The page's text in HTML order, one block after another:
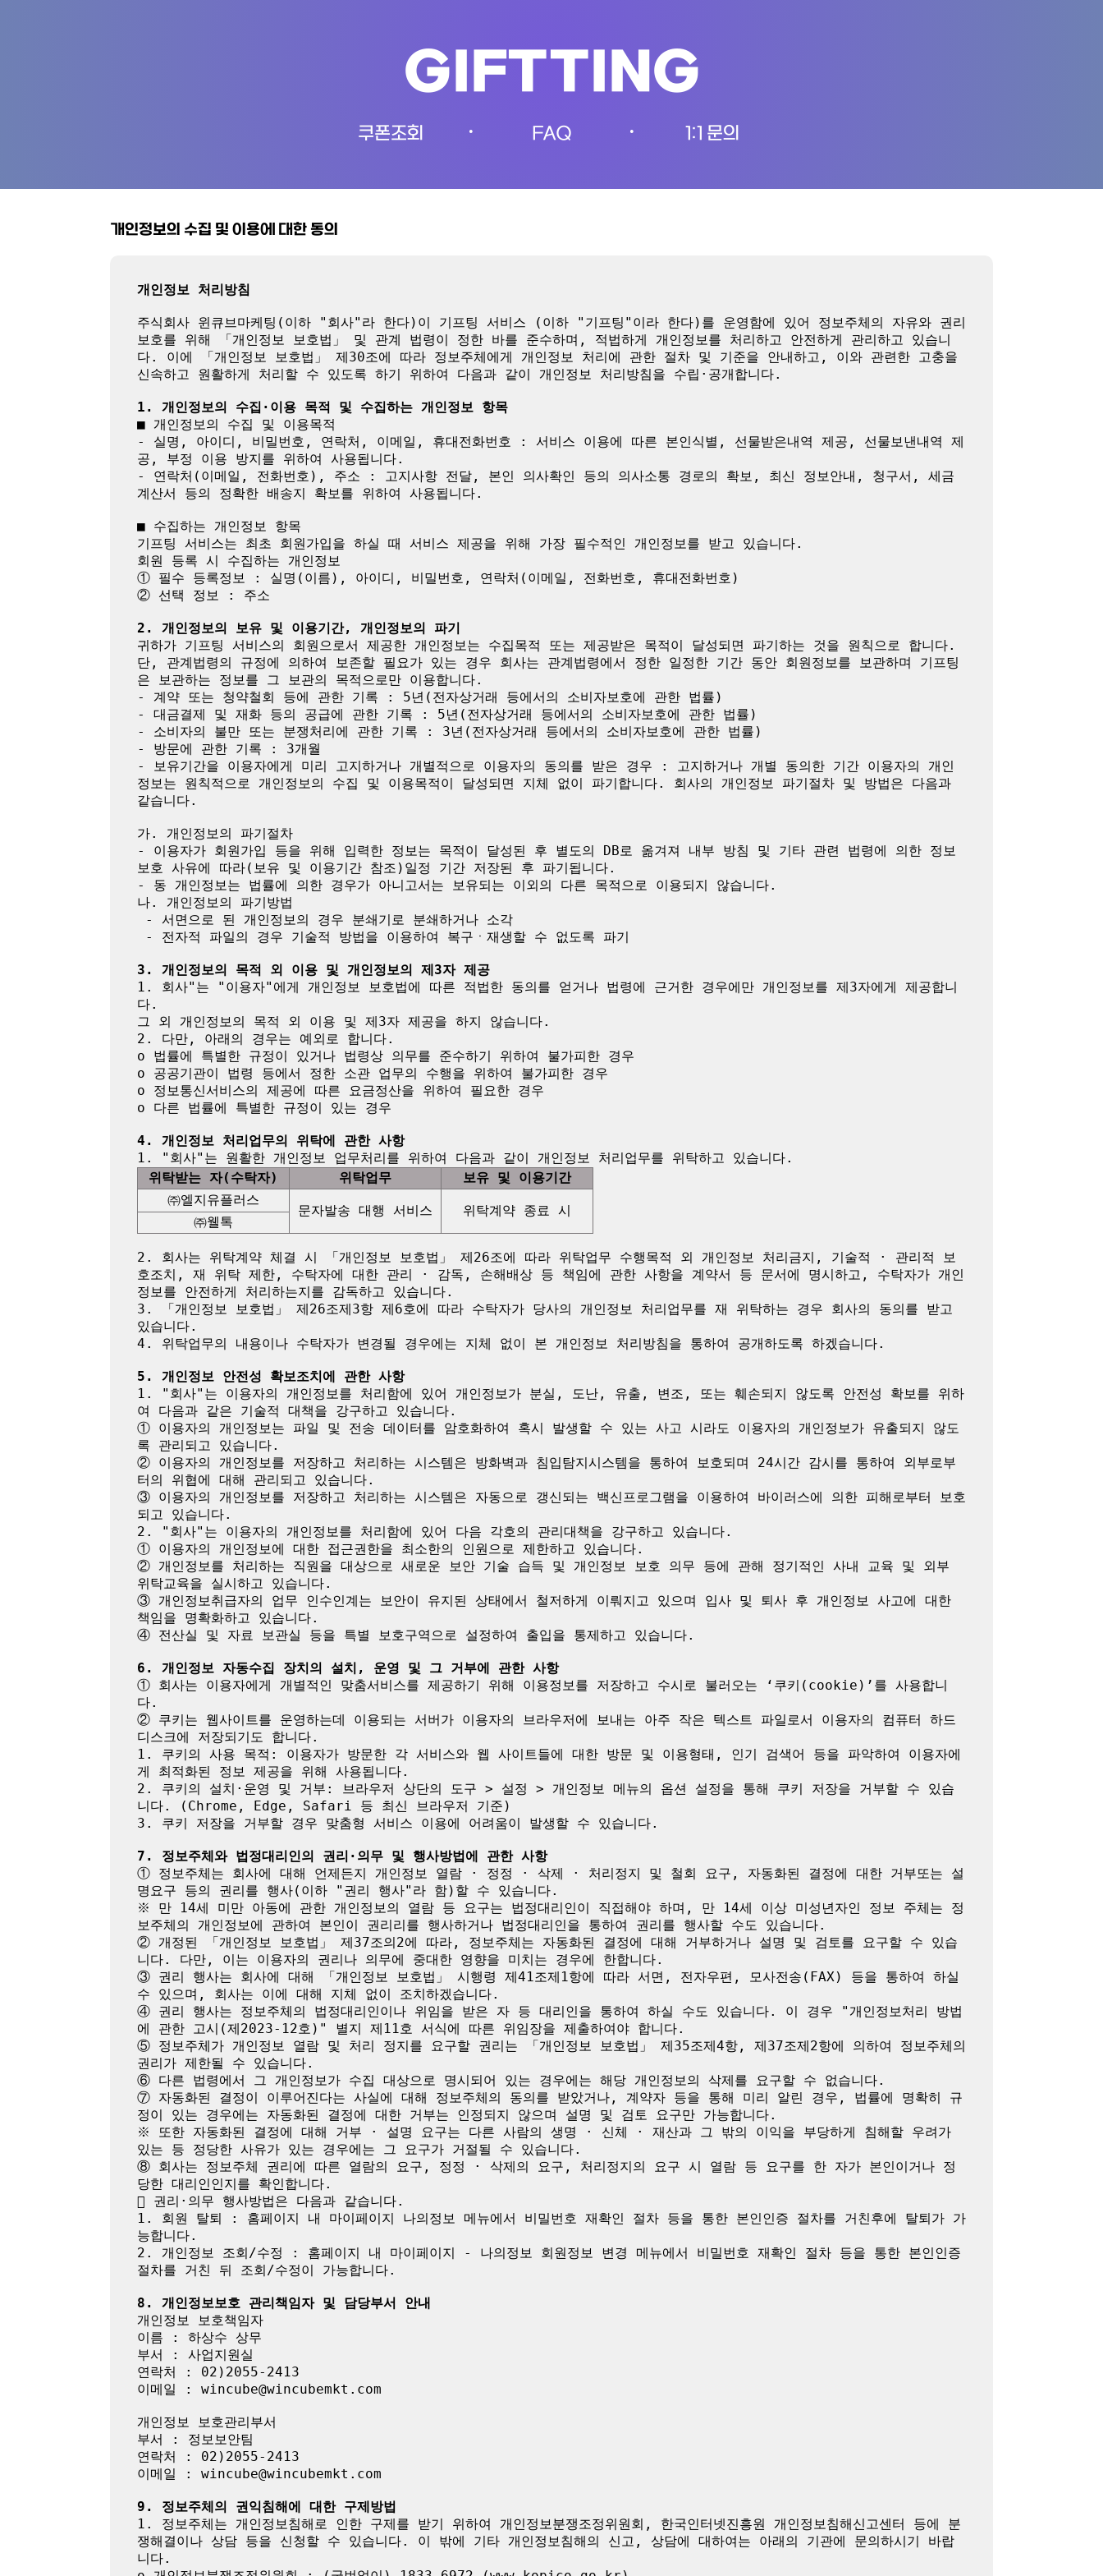
GIFTTING
쿠폰조회 • FAQ • 1:1 문의
개인정보의 수집 및 이용에 대한 동의
개인정보 처리방침
주식회사 윈큐브마케팅(이하 "회사"라 한다)이 기프팅 서비스 (이하 "기프팅"이라 한다)를 운영함에 있어 정보주체의 자유와 권리
보호를 위해 「개인정보 보호법」 및 관계 법령이 정한 바를 준수하며, 적법하게 개인정보를 처리하고 안전하게 관리하고 있습니
다. 이에 「개인정보 보호법」 제30조에 따라 정보주체에게 개인정보 처리에 관한 절차 및 기준을 안내하고, 이와 관련한 고충을
신속하고 원활하게 처리할 수 있도록 하기 위하여 다음과 같이 개인정보 처리방침을 수립·공개합니다.
1. 개인정보의 수집·이용 목적 및 수집하는 개인정보 항목
■ 개인정보의 수집 및 이용목적
- 실명, 아이디, 비밀번호, 연락처, 이메일, 휴대전화번호 : 서비스 이용에 따른 본인식별, 선물받은내역 제공, 선물보낸내역 제
공, 부정 이용 방지를 위하여 사용됩니다.
- 연락처(이메일, 전화번호), 주소 : 고지사항 전달, 본인 의사확인 등의 의사소통 경로의 확보, 최신 정보안내, 청구서, 세금
계산서 등의 정확한 배송지 확보를 위하여 사용됩니다.
■ 수집하는 개인정보 항목
기프팅 서비스는 최초 회원가입을 하실 때 서비스 제공을 위해 가장 필수적인 개인정보를 받고 있습니다.
회원 등록 시 수집하는 개인정보
① 필수 등록정보 : 실명(이름), 아이디, 비밀번호, 연락처(이메일, 전화번호, 휴대전화번호)
② 선택 정보 : 주소
2. 개인정보의 보유 및 이용기간, 개인정보의 파기
귀하가 기프팅 서비스의 회원으로서 제공한 개인정보는 수집목적 또는 제공받은 목적이 달성되면 파기하는 것을 원칙으로 합니다.
단, 관계법령의 규정에 의하여 보존할 필요가 있는 경우 회사는 관계법령에서 정한 일정한 기간 동안 회원정보를 보관하며 기프팅
은 보관하는 정보를 그 보관의 목적으로만 이용합니다.
- 계약 또는 청약철회 등에 관한 기록 : 5년(전자상거래 등에서의 소비자보호에 관한 법률)
- 대금결제 및 재화 등의 공급에 관한 기록 : 5년(전자상거래 등에서의 소비자보호에 관한 법률)
- 소비자의 불만 또는 분쟁처리에 관한 기록 : 3년(전자상거래 등에서의 소비자보호에 관한 법률)
- 방문에 관한 기록 : 3개월
- 보유기간을 이용자에게 미리 고지하거나 개별적으로 이용자의 동의를 받은 경우 : 고지하거나 개별 동의한 기간 이용자의 개인
정보는 원칙적으로 개인정보의 수집 및 이용목적이 달성되면 지체 없이 파기합니다. 회사의 개인정보 파기절차 및 방법은 다음과
같습니다.
가. 개인정보의 파기절차
- 이용자가 회원가입 등을 위해 입력한 정보는 목적이 달성된 후 별도의 DB로 옮겨져 내부 방침 및 기타 관련 법령에 의한 정보
보호 사유에 따라(보유 및 이용기간 참조)일정 기간 저장된 후 파기됩니다.
- 동 개인정보는 법률에 의한 경우가 아니고서는 보유되는 이외의 다른 목적으로 이용되지 않습니다.
나. 개인정보의 파기방법
3. 개인정보의 목적 외 이용 및 개인정보의 제3자 제공
1. 회사"는 "이용자"에게 개인정보 보호법에 따른 적법한 동의를 얻거나 법령에 근거한 경우에만 개인정보를 제3자에게 제공합니
다.
그 외 개인정보의 목적 외 이용 및 제3자 제공을 하지 않습니다.
2. 다만, 아래의 경우는 예외로 합니다.
o 법률에 특별한 규정이 있거나 법령상 의무를 준수하기 위하여 불가피한 경우
o 공공기관이 법령 등에서 정한 소관 업무의 수행을 위하여 불가피한 경우
o 정보통신서비스의 제공에 따른 요금정산을 위하여 필요한 경우
o 다른 법률에 특별한 규정이 있는 경우
4. 개인정보 처리업무의 위탁에 관한 사항
위탁받는 자(수탁자)
위탁업무
보유 및 이용기간
㈜엘지유플러스
문자발송 대행 서비스 위탁계약 종료 시
㈜웰톡
2. 회사는 위탁계약 체결 시 「개인정보 보호법」 제26조에 따라 위탁업무 수행목적 외 개인정보 처리금지, 기술적 · 관리적 보
호조치, 재 위탁 제한, 수탁자에 대한 관리 · 감독, 손해배상 등 책임에 관한 사항을 계약서 등 문서에 명시하고, 수탁자가 개인
정보를 안전하게 처리하는지를 감독하고 있습니다.
3. 「개인정보 보호법」 제26조제3항 제6호에 따라 수탁자가 당사의 개인정보 처리업무를 재 위탁하는 경우 회사의 동의를 받고
있습니다.
4. 위탁업무의 내용이나 수탁자가 변경될 경우에는 지체 없이 본 개인정보 처리방침을 통하여 공개하도록 하겠습니다.
5. 개인정보 안전성 확보조치에 관한 사항
1. "회사"는 이용자의 개인정보를 처리함에 있어 개인정보가 분실, 도난, 유출, 변조, 또는 훼손되지 않도록 안전성 확보를 위하
여 다음과 같은 기술적 대책을 강구하고 있습니다.
① 이용자의 개인정보는 파일 및 전송 데이터를 암호화하여 혹시 발생할 수 있는 사고 시라도 이용자의 개인정보가 유출되지 않도
록 관리되고 있습니다.
② 이용자의 개인정보를 저장하고 처리하는 시스템은 방화벽과 침입탐지시스템을 통하여 보호되며 24시간 감시를 통하여 외부로부
터의 위협에 대해 관리되고 있습니다.
③ 이용자의 개인정보를 저장하고 처리하는 시스템은 자동으로 갱신되는 백신프로그램을 이용하여 바이러스에 의한 피해로부터 보호
되고 있습니다.
2. "회사"는 이용자의 개인정보를 처리함에 있어 다음 각호의 관리대책을 강구하고 있습니다.
① 이용자의 개인정보에 대한 접근권한을 최소한의 인원으로 제한하고 있습니다.
② 개인정보를 처리하는 직원을 대상으로 새로운 보안 기술 습득 및 개인정보 보호 의무 등에 관해 정기적인 사내 교육 및 외부
위탁교육을 실시하고 있습니다.
③ 개인정보취급자의 업무 인수인계는 보안이 유지된 상태에서 철저하게 이뤄지고 있으며 입사 및 퇴사 후 개인정보 사고에 대한
책임을 명확화하고 있습니다.
④ 전산실 및 자료 보관실 등을 특별 보호구역으로 설정하여 출입을 통제하고 있습니다.
6. 개인정보 자동수집 장치의 설치, 운영 및 그 거부에 관한 사항
① 회사는 이용자에게 개별적인 맞춤서비스를 제공하기 위해 이용정보를 저장하고 수시로 불러오는 ‘쿠키(cookie)’를 사용합니
다.
② 쿠키는 웹사이트를 운영하는데 이용되는 서버가 이용자의 브라우저에 보내는 아주 작은 텍스트 파일로서 이용자의 컴퓨터 하드
디스크에 저장되기도 합니다.
1. 쿠키의 사용 목적: 이용자가 방문한 각 서비스와 웹 사이트들에 대한 방문 및 이용형태, 인기 검색어 등을 파악하여 이용자에
게 최적화된 정보 제공을 위해 사용됩니다.
2. 쿠키의 설치·운영 및 거부: 브라우저 상단의 도구 > 설정 > 개인정보 메뉴의 옵션 설정을 통해 쿠키 저장을 거부할 수 있습
니다. (Chrome, Edge, Safari 등 최신 브라우저 기준)
3. 쿠키 저장을 거부할 경우 맞춤형 서비스 이용에 어려움이 발생할 수 있습니다.
7. 정보주체와 법정대리인의 권리·의무 및 행사방법에 관한 사항
① 정보주체는 회사에 대해 언제든지 개인정보 열람 · 정정 · 삭제 · 처리정지 및 철회 요구, 자동화된 결정에 대한 거부또는 설
명요구 등의 권리를 행사(이하 "권리 행사"라 함)할 수 있습니다.
※ 만 14세 미만 아동에 관한 개인정보의 열람 등 요구는 법정대리인이 직접해야 하며, 만 14세 이상 미성년자인 정보 주체는 정
보주체의 개인정보에 관하여 본인이 권리리를 행사하거나 법정대리인을 통하여 권리를 행사할 수도 있습니다.
② 개정된 「개인정보 보호법」 제37조의2에 따라, 정보주체는 자동화된 결정에 대해 거부하거나 설명 및 검토를 요구할 수 있습
니다. 다만, 이는 이용자의 권리나 의무에 중대한 영향을 미치는 경우에 한합니다.
③ 권리 행사는 회사에 대해 「개인정보 보호법」 시행령 제41조제1항에 따라 서면, 전자우편, 모사전송(FAX) 등을 통하여 하실
수 있으며, 회사는 이에 대해 지체 없이 조치하겠습니다.
④ 권리 행사는 정보주체의 법정대리인이나 위임을 받은 자 등 대리인을 통하여 하실 수도 있습니다. 이 경우 "개인정보처리 방법
에 관한 고시(제2023-12호)" 별지 제11호 서식에 따른 위임장을 제출하여야 합니다.
⑤ 정보주체가 개인정보 열람 및 처리 정지를 요구할 권리는 「개인정보 보호법」 제35조제4항, 제37조제2항에 의하여 정보주체의
권리가 제한될 수 있습니다.
⑥ 다른 법령에서 그 개인정보가 수집 대상으로 명시되어 있는 경우에는 해당 개인정보의 삭제를 요구할 수 없습니다.
⑦ 자동화된 결정이 이루어진다는 사실에 대해 정보주체의 동의를 받았거나, 계약자 등을 통해 미리 알린 경우, 법률에 명확히 규
정이 있는 경우에는 자동화된 결정에 대한 거부는 인정되지 않으며 설명 및 검토 요구만 가능합니다.
※ 또한 자동화된 결정에 대해 거부 · 설명 요구는 다른 사람의 생명 · 신체 · 재산과 그 밖의 이익을 부당하게 침해할 우려가
있는 등 정당한 사유가 있는 경우에는 그 요구가 거절될 수 있습니다.
⑧ 회사는 정보주체 권리에 따른 열람의 요구, 정정 · 삭제의 요구, 처리정지의 요구 시 열람 등 요구를 한 자가 본인이거나 정
당한 대리인인지를 확인합니다.
 권리·의무 행사방법은 다음과 같습니다.
1. 회원 탈퇴 : 홈페이지 내 마이페이지 나의정보 메뉴에서 비밀번호 재확인 절차 등을 통한 본인인증 절차를 거친후에 탈퇴가 가
능합니다.
2. 개인정보 조회/수정 : 홈페이지 내 마이페이지 - 나의정보 회원정보 변경 메뉴에서 비밀번호 재확인 절차 등을 통한 본인인증
절차를 거친 뒤 조회/수정이 가능합니다.
8. 개인정보보호 관리책임자 및 담당부서 안내
개인정보 보호책임자
이름 : 하상수 상무
부서 : 사업지원실
연락처 : 02)2055-2413
이메일 : wincube@wincubemkt.com
개인정보 보호관리부서
부서 : 정보보안팀
연락처 : 02)2055-2413
이메일 : wincube@wincubemkt.com
9. 정보주체의 권익침해에 대한 구제방법
1. 정보주체는 개인정보침해로 인한 구제를 받기 위하여 개인정보분쟁조정위원회, 한국인터넷진흥원 개인정보침해신고센터 등에 분
쟁해결이나 상담 등을 신청할 수 있습니다. 이 밖에 기타 개인정보침해의 신고, 상담에 대하여는 아래의 기관에 문의하시기 바랍
니다.